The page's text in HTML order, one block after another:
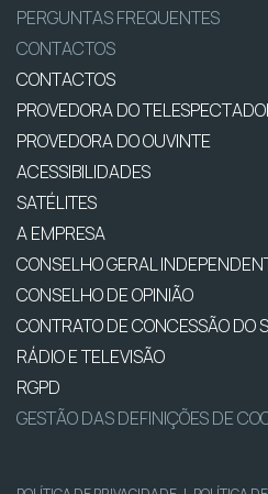
PERGUNTAS FREQUENTES
CONTACTOS
CONTACTOS
PROVEDORA DO
PROVEDORA DO OUVINTE
ACESSIBILIDADES
SATÉLITES
A EMPRESA
CONSELHO GERAL
CONSELHO DE OPINIÃO
CONTRATO DE CONCESSÃO DO
RÁDIO E TELEVISÃO
RGPD
GESTÃO DAS DEFINIÇÕES DE